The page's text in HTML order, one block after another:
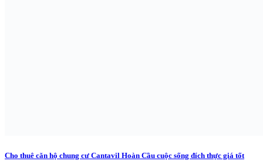
Cho thuê căn hộ chung cư Cantavil Hoàn Cầu cuộc sống đích thực giá tốt